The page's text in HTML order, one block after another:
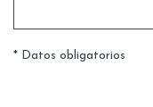
* Datos obligatorios